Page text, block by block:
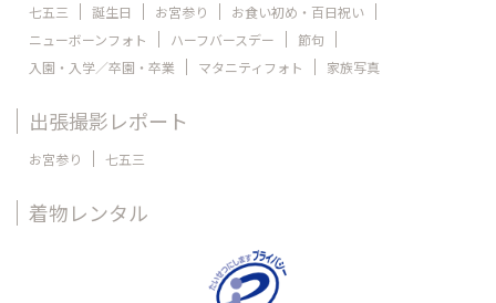
七五三 誕生日 お宮参り
お食い初め・百日祝い
ニューボーンフォト
ハーフバースデー
節句
入園・入学／卒園・卒業
マタニティフォト 家族写真
出張撮影レポート
お宮参り 七五三
着物レンタル